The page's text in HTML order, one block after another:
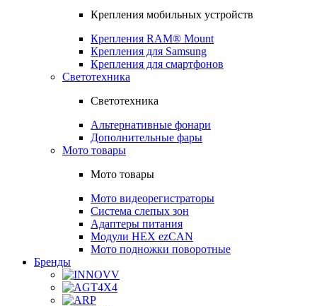
Крепления мобильных устройств
Крепления RAM® Mount
Крепления для Samsung
Крепления для смартфонов
Светотехника
Светотехника
Альтернативные фонари
Дополнительные фары
Мото товары
Мото товары
Мото видеорегистраторы
Система слепых зон
Адаптеры питания
Модули HEX ezCAN
Мото подножки поворотные
Бренды